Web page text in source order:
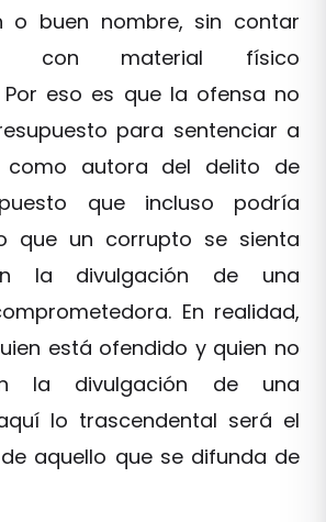
o buen nombre, sin contar
con material físico
Por eso es que la ofensa no
para sentenciar a
como autora del delito de
que incluso podría
que un corrupto se sienta
la divulgación de una
En realidad,
está ofendido y quien no
la divulgación de una
lo trascendental será el
aquello que se difunda de